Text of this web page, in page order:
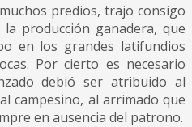
predios, trajo consigo
producción ganadera, que
en los grandes latifundios
Por cierto es necesario
debió ser atribuido al
campesino, al arrimado que
en ausencia del patrono.